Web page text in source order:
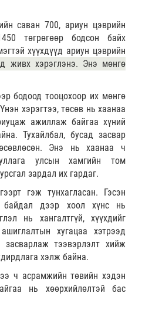
саван 700, ариун цэврийн
төгрөгөөр бодсон байх
хүүхдүүд ариун цэврийн
живх хэрэглэнэ. Энэ мөнгө
бодоод тооцохоор их мөнгө
хэрэгтээ, төсөв нь хаанаа
ажиллаж байгаа хүний
Тухайлбал, бусад засвар
Энэ нь хаанаа ч
улсын хамгийн том
зардал их гардаг.
гэж тунхагласан. Гэсэн
дээр хоол хүнс нь
нь хангалтгүй, хүүхдийг
хугацаа хэтрээд
тээвэрлэлт хийж
хэлж байна.
ч асрамжийн төвийн хэдэн
нь хөөрхийлөлтэй бас